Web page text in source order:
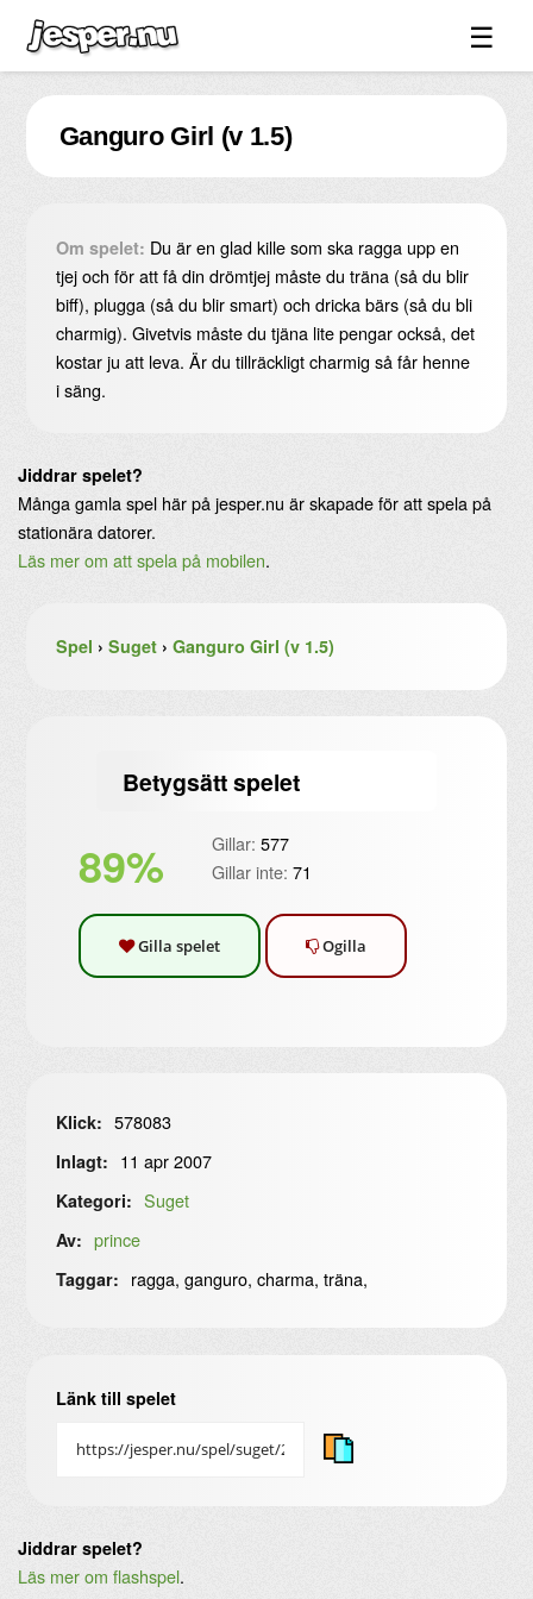
☰
Spel ↓
Bilder ↓
Forum ↓
Videos
Blandat ↓
Om sidan ↓
Ganguro Girl (v 1.5)
Om spelet: Du är en glad kille som ska ragga upp en
tjej och för att få din drömtjej måste du träna (så du blir
biff), plugga (så du blir smart) och dricka bärs (så du bli
charmig). Givetvis måste du tjäna lite pengar också, det
kostar ju att leva. Är du tillräckligt charmig så får henne
i säng.
Jiddrar spelet?
Många gamla spel här på jesper.nu är skapade för att spela på
stationära datorer.
Läs mer om att spela på mobilen.
Spel › Suget› Ganguro Girl (v 1.5)
Betygsätt spelet
89% Gillar: 577
Gillar inte: 71
Gilla spelet Ogilla
Klick: 578083
Inlagt: 11 apr 2007
Kategori: Suget
Av: prince
Taggar: ragga, ganguro, charma, träna,
Länk till spelet
Jiddrar spelet?
Läs mer om flashspel.